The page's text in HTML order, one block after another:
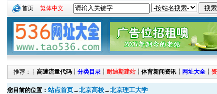
首页 繁体中文
推荐：┊ 高速流量代码 ┊ 分类目录 ┊ 耐迪斯建站 ┊ 体育新闻资讯 ┊ 网址大全 ┊
您目前的位置： 站点首页→北京高校→北京理工大学